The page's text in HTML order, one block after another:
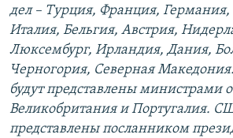
дел – Турция, Франция,
Италия, Бельгия, Австрия,
Люксембург, Ирландия, Дания,
Черногория, Северная
будут представлены министрами
Великобритания и Португалия.
представлены посланником